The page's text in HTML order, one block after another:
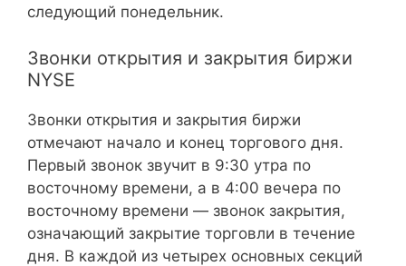
следующий понедельник.
Звонки открытия и закрытия биржи
NYSE
Звонки открытия и закрытия биржи
отмечают начало и конец торгового дня.
Первый звонок звучит в 9:30 утра по
восточному времени, а в 4:00 вечера по
восточному времени — звонок закрытия,
означающий закрытие торговли в течение
дня. В каждой из четырех основных секций